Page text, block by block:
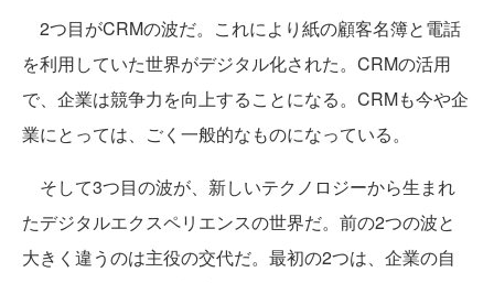
2つ目がCRMの波だ。これにより紙の顧客名簿と電話
を利用していた世界がデジタル化された。CRMの活用
で、企業は競争力を向上することになる。CRMも今や企
業にとっては、ごく一般的なものになっている。
そして3つ目の波が、新しいテクノロジーから生まれ
たデジタルエクスペリエンスの世界だ。前の2つの波と
大きく違うのは主役の交代だ。最初の2つは、企業の自